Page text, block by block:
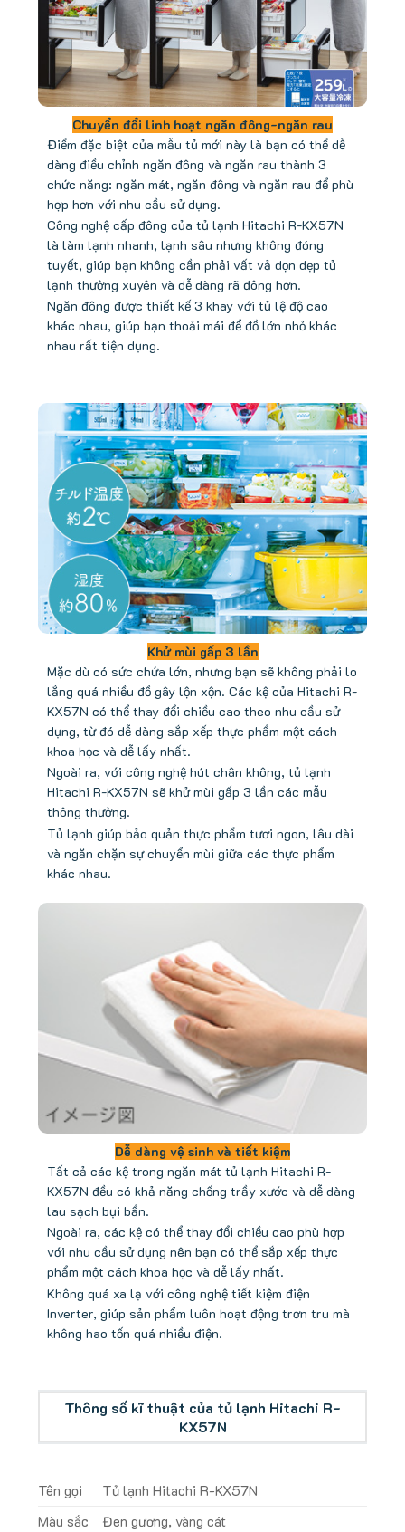
Chuyển đổi linh hoạt ngăn đông-ngăn rau
Điểm đặc biệt của mẫu tủ mới này là bạn có thể dễ
dàng điều chỉnh ngăn đông và ngăn rau thành 3
chức năng: ngăn mát, ngăn đông và ngăn rau để phù
hợp hơn với nhu cầu sử dụng.
Công nghệ cấp đông của tủ lạnh Hitachi R-KX57N
là làm lạnh nhanh, lạnh sâu nhưng không đóng
tuyết, giúp bạn không cần phải vất vả dọn dẹp tủ
lạnh thường xuyên và dễ dàng rã đông hơn.
Ngăn đông được thiết kế 3 khay với tủ lệ độ cao
khác nhau, giúp bạn thoải mái để đồ lớn nhỏ khác
nhau rất tiện dụng.
Khử mùi gấp 3 lần
Mặc dù có sức chứa lớn, nhưng bạn sẽ không phải lo
lắng quá nhiều đồ gây lộn xộn. Các kệ của Hitachi R-
KX57N có thể thay đổi chiều cao theo nhu cầu sử
dụng, từ đó dễ dàng sắp xếp thực phẩm một cách
khoa học và dễ lấy nhất.
Ngoài ra, với công nghệ hút chân không, tủ lạnh
Hitachi R-KX57N sẽ khử mùi gấp 3 lần các mẫu
thông thường.
Tủ lạnh giúp bảo quản thực phẩm tươi ngon, lâu dài
và ngăn chặn sự chuyển mùi giữa các thực phẩm
khác nhau.
Dễ dàng vệ sinh và tiết kiệm
Tất cả các kệ trong ngăn mát tủ lạnh Hitachi R-
KX57N đều có khả năng chống trầy xước và dễ dàng
lau sạch bụi bẩn.
Ngoài ra, các kệ có thể thay đổi chiều cao phù hợp
với nhu cầu sử dụng nên bạn có thể sắp xếp thực
phẩm một cách khoa học và dễ lấy nhất.
Không quá xa lạ với công nghệ tiết kiệm điện
Inverter, giúp sản phẩm luôn hoạt động trơn tru mà
không hao tốn quá nhiều điện.
Thông số kĩ thuật của tủ lạnh Hitachi R-
KX57N
Tên gọi
Tủ lạnh Hitachi R-KX57N
Màu sắc
Đen gương, vàng cát